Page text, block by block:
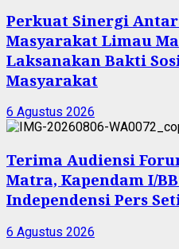
Perkuat Sinergi
Masyarakat Limau
Laksanakan Bakti
Masyarakat
6 Agustus 2026
Terima Audiensi
Matra, Kapendam I/
Independensi Pers
6 Agustus 2026